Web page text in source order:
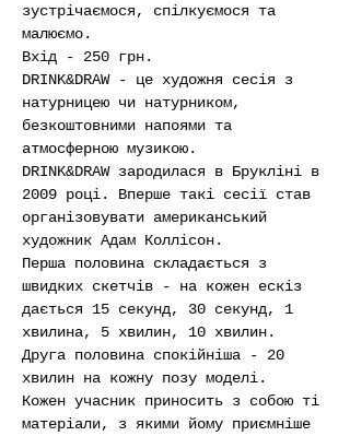
зустрічаємося, спілкуємося та
малюємо.
Вхід - 250 грн.
DRINK&DRAW - це художня сесія з
натурницею чи натурником,
безкоштовними напоями та
атмосферною музикою.
DRINK&DRAW зародилася в Брукліні в
2009 році. Вперше такі сесії став
організовувати американський
художник Адам Коллісон.
Перша половина складається з
швидких скетчів - на кожен ескіз
дається 15 секунд, 30 секунд, 1
хвилина, 5 хвилин, 10 хвилин.
Друга половина спокійніша - 20
хвилин на кожну позу моделі.
Кожен учасник приносить з собою ті
матеріали, з якими йому приємніше